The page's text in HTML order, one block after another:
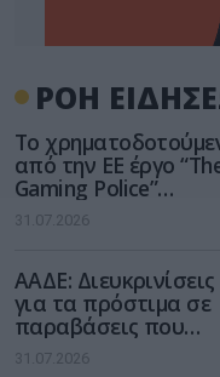
ΡΟΗ
Το
από την ΕΕ έργο
Gaming Police”
ενισχύει την
των παιδιών στο
31.07.2026
ΑΑΔΕ: Διευκρινίσεις
για τα πρόστιμα σε
παραβάσεις που
αφορούν τους ΦΗΜ
31.07.2026